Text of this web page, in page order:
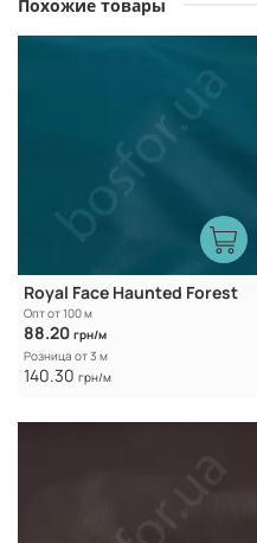
Похожие товары
Royal Face Haunted Forest
Опт от 100 м
88.20 грн/м
Розница от 3 м
140.30 грн/м